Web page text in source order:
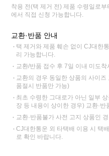
착용 전(택 제거 전) 제품 수령일로
에서 직접 신청 가능합니다.
교환·반품 안내
택 제거와 제품 훼손 없이 CJ대한
리 가능합니다.
교환/반품 접수 후 7일 이내 미도
교환의 경우 동일한 상품의 사이
품절시 반품만 가능)
최초 수령한 그대로가 아닌 일부
장 등 내용이 상이한 경우) 교환·반
교환·반품불가 사전 고지 상품인
CJ대한통운 외 타택배 이용 시 택
로 확인 바랍니다.